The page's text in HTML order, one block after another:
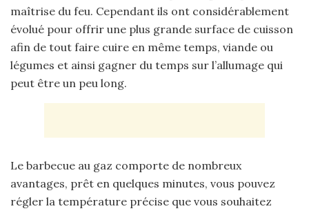
maîtrise du feu. Cependant ils ont considérablement
évolué pour offrir une plus grande surface de cuisson
afin de tout faire cuire en même temps, viande ou
légumes et ainsi gagner du temps sur l’allumage qui
peut être un peu long.
Le barbecue au gaz comporte de nombreux
avantages, prêt en quelques minutes, vous pouvez
régler la température précise que vous souhaitez